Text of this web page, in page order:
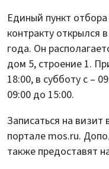
Единый пункт
контракту открылся
года. Он
дом 5, строение 1.
18:00, в субботу с –
09:00 до 15:00.
Записаться на
портале mos.ru.
также предоставят